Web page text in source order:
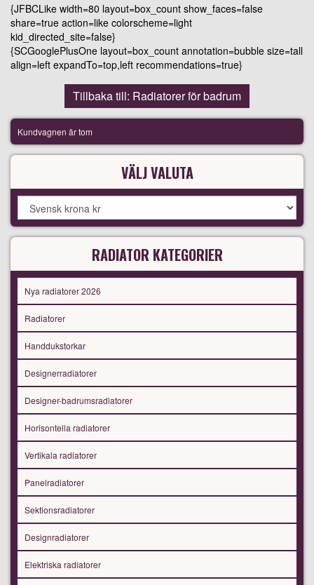
{JFBCLike width=80 layout=box_count show_faces=false
share=true action=like colorscheme=light
kid_directed_site=false}
{SCGooglePlusOne layout=box_count annotation=bubble size=tall
align=left expandTo=top,left recommendations=true}
Tillbaka till: Radiatorer för badrum
Kundvagnen är tom
VÄLJ VALUTA
RADIATOR KATEGORIER
Nya radiatorer 2026
Radiatorer
Handdukstorkar
Designerradiatorer
Designer-badrumsradiatorer
Horisontella radiatorer
Vertikala radiatorer
Panelradiatorer
Sektionsradiatorer
Designradiatorer
Elektriska radiatorer